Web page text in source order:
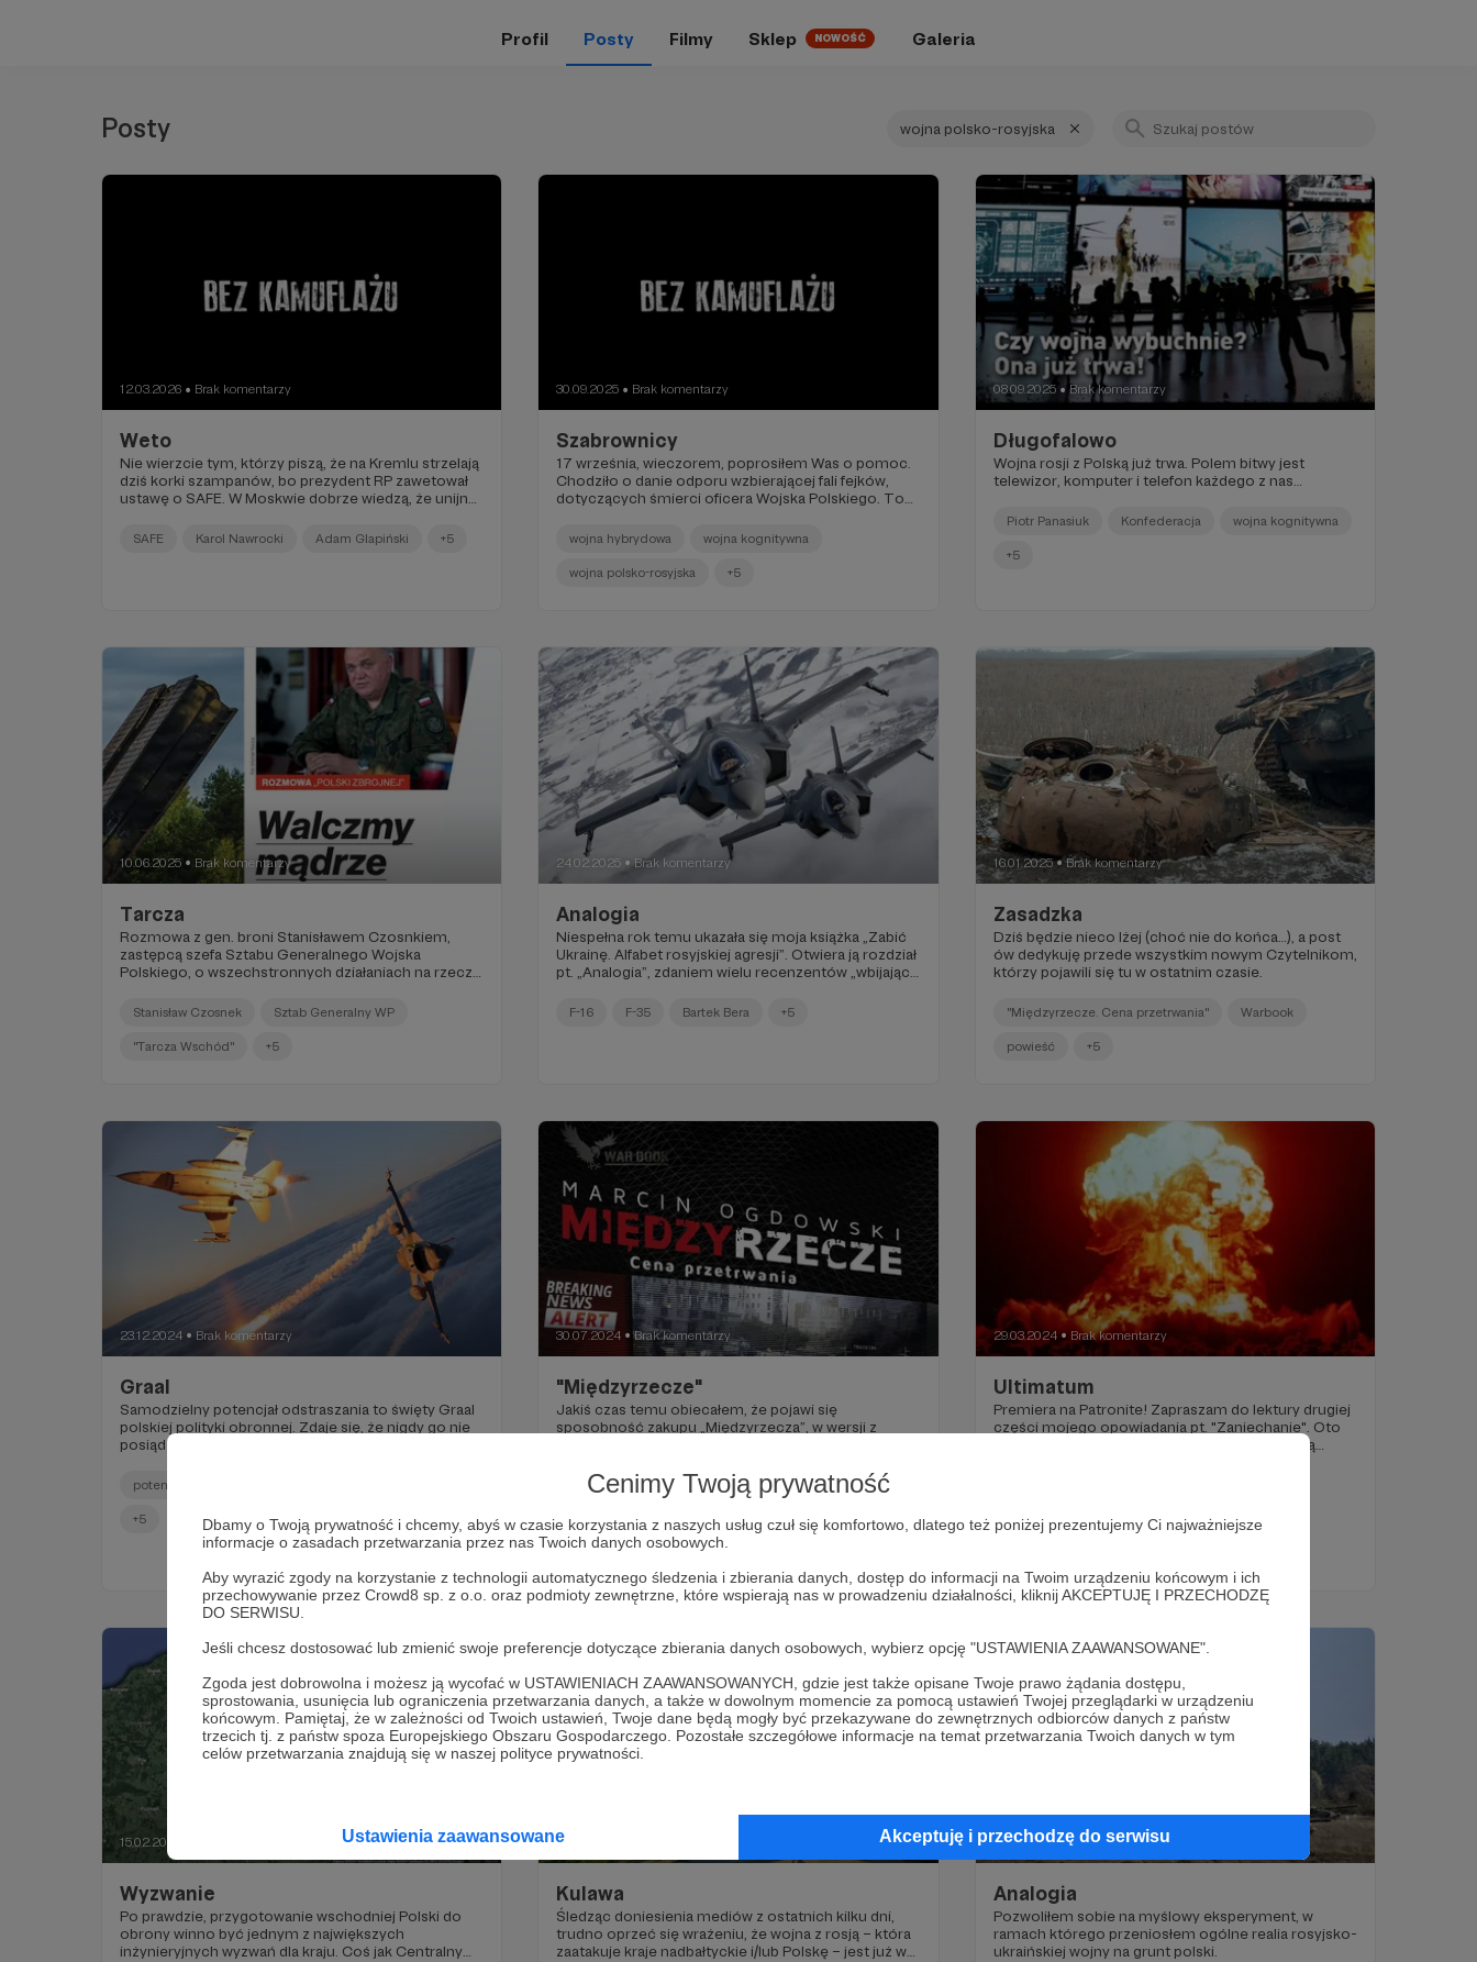
Cenimy Twoją prywatność
Dbamy o Twoją prywatność i chcemy, abyś w czasie korzystania z naszych usług czuł się komfortowo, dlatego też poniżej prezentujemy Ci najważniejsze
informacje o zasadach przetwarzania przez nas Twoich danych osobowych.
Aby wyrazić zgody na korzystanie z technologii automatycznego śledzenia i zbierania danych, dostęp do informacji na Twoim urządzeniu końcowym i ich
przechowywanie przez Crowd8 sp. z o.o. oraz podmioty zewnętrzne, które wspierają nas w prowadzeniu działalności, kliknij AKCEPTUJĘ I PRZECHODZĘ
DO SERWISU.
Jeśli chcesz dostosować lub zmienić swoje preferencje dotyczące zbierania danych osobowych, wybierz opcję "USTAWIENIA ZAAWANSOWANE".
Zgoda jest dobrowolna i możesz ją wycofać w USTAWIENIACH ZAAWANSOWANYCH, gdzie jest także opisane Twoje prawo żądania dostępu,
sprostowania, usunięcia lub ograniczenia przetwarzania danych, a także w dowolnym momencie za pomocą ustawień Twojej przeglądarki w urządzeniu
końcowym. Pamiętaj, że w zależności od Twoich ustawień, Twoje dane będą mogły być przekazywane do zewnętrznych odbiorców danych z państw
trzecich tj. z państw spoza Europejskiego Obszaru Gospodarczego. Pozostałe szczegółowe informacje na temat przetwarzania Twoich danych w tym
celów przetwarzania znajdują się w naszej polityce prywatności.
Ustawienia zaawansowane Akceptuję i przechodzę do serwisu
Profil Posty Filmy Sklep NOWOŚĆ Galeria
Posty wojna polsko-rosyjska
12.03.2026 ● Brak komentarzy
Weto
Nie wierzcie tym, którzy piszą, że na Kremlu strzelają
dziś korki szampanów, bo prezydent RP zawetował
ustawę o SAFE. W Moskwie dobrze wiedzą, że unijne
SAFE Karol Nawrocki Adam Glapiński +5
30.09.2025 ● Brak komentarzy
Szabrownicy
17 września, wieczorem, poprosiłem Was o pomoc.
Chodziło o danie odporu wzbierającej fali fejków,
dotyczących śmierci oficera Wojska Polskiego. To
wojna hybrydowa wojna kognitywna
wojna polsko-rosyjska +5
08.09.2025 ● Brak komentarzy
Długofalowo
Wojna rosji z Polską już trwa. Polem bitwy jest
telewizor, komputer i telefon każdego z nas…
Piotr Panasiuk Konfederacja wojna kognitywna
+5
10.06.2025 ● Brak komentarzy
Tarcza
Rozmowa z gen. broni Stanisławem Czosnkiem,
zastępcą szefa Sztabu Generalnego Wojska
Polskiego, o wszechstronnych działaniach na rzecz
Stanisław Czosnek Sztab Generalny WP
"Tarcza Wschód" +5
24.02.2025 ● Brak komentarzy
Analogia
Niespełna rok temu ukazała się moja książka „Zabić
Ukrainę. Alfabet rosyjskiej agresji”. Otwiera ją rozdział
pt. „Analogia”, zdaniem wielu recenzentów „wbijający
F-16 F-35 Bartek Bera +5
16.01.2025 ● Brak komentarzy
Zasadzka
Dziś będzie nieco lżej (choć nie do końca…), a post
ów dedykuję przede wszystkim nowym Czytelnikom,
którzy pojawili się tu w ostatnim czasie.
"Międzyrzecze. Cena przetrwania" Warbook
powieść +5
23.12.2024 ● Brak komentarzy
Graal
Samodzielny potencjał odstraszania to święty Graal
polskiej polityki obronnej. Zdaje się, że nigdy go nie
posiądziemy, co wcale nie oznacza beznadziejnego
potencjał odstraszania
+5
30.07.2024 ● Brak komentarzy
"Międzyrzecze"
Jakiś czas temu obiecałem, że pojawi się
sposobność zakupu „Międzyrzecza”, w wersji z
"Międzyrzecze. Cena przetrwania"
"Zabić Ukrainę. Alfabet rosyjskiej agresji" Warbook
29.03.2024 ● Brak komentarzy
Ultimatum
Premiera na Patronite! Zapraszam do lektury drugiej
części mojego opowiadania pt. "Zaniechanie". Oto
świat, w którym Rosja i NATO poszły na gorącą
wojna jądrowa +5
15.02.2024
Wyzwanie
Po prawdzie, przygotowanie wschodniej Polski do
obrony winno być jednym z największych
inżynieryjnych wyzwań dla kraju. Coś jak Centralny
07.02.2024
Kulawa
Śledząc doniesienia mediów z ostatnich kilku dni,
trudno oprzeć się wrażeniu, że wojna z rosją – która
zaatakuje kraje nadbałtyckie i/lub Polskę – jest już w
23.11.2023 ● Brak komentarzy
Analogia
Pozwoliłem sobie na myślowy eksperyment, w
ramach którego przeniosłem ogólne realia rosyjsko-
ukraińskiej wojny na grunt polski.